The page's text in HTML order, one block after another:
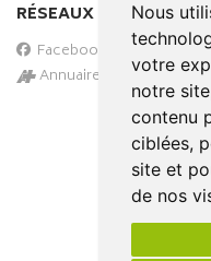
Nous
votre
notre
contenu
ciblées,
site et
de nos
RÉSEAUX SOCIAUX
Facebook
Annuaire des